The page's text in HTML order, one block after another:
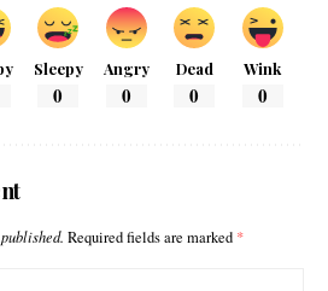
Sleepy
0
Angry
0
Dead
0
Wink
0
Required fields are marked *